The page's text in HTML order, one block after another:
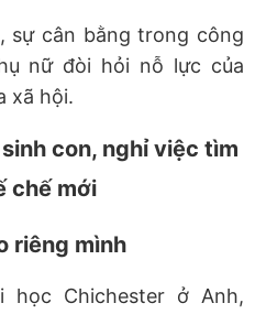
sự cân bằng trong công
nữ đòi hỏi nỗ lực của
xã hội.
con, nghỉ việc tìm
chế mới
riêng mình
học Chichester ở Anh,